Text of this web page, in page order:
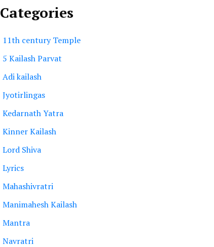
Categories
11th century Temple
5 Kailash Parvat
Adi kailash
Jyotirlingas
Kedarnath Yatra
Kinner Kailash
Lord Shiva
Lyrics
Mahashivratri
Manimahesh Kailash
Mantra
Navratri